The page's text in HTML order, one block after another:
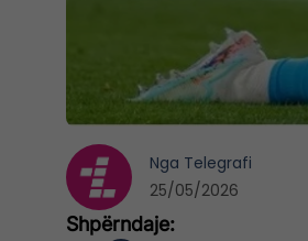
Nga Telegrafi
25/05/2026